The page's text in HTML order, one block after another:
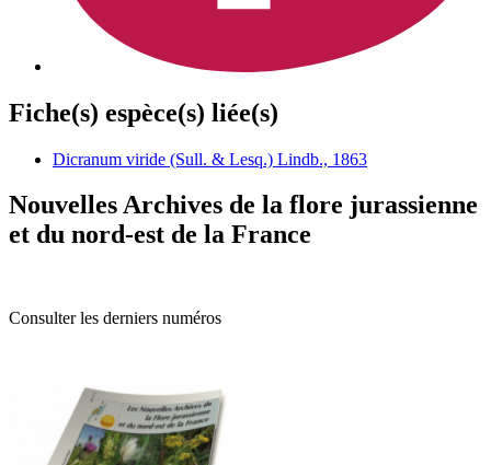
Fiche(s) espèce(s) liée(s)
Dicranum viride (Sull. & Lesq.) Lindb., 1863
Nouvelles Archives de la flore jurassienne
et du nord-est de la France
Consulter les derniers numéros